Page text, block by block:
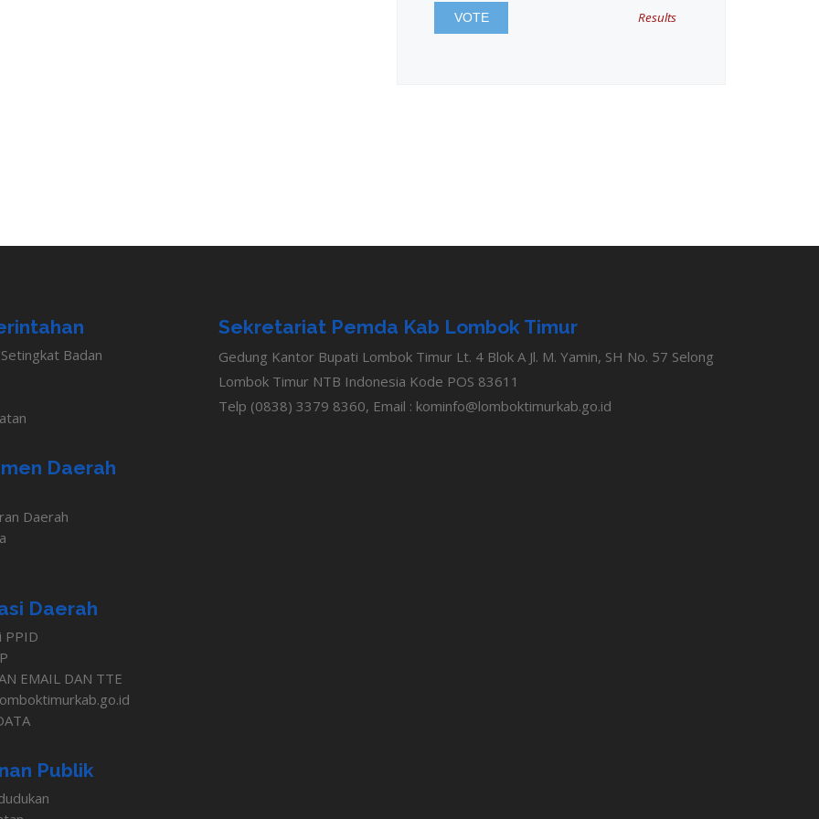
Results
Badan
Daerah
Daerah
Daerah
PPID
EMAIL DAN TTE
Publik
Sekretariat Pemda Kab Lombok Timur
Gedung Kantor Bupati Lombok Timur Lt. 4 Blok A Jl. M. Yamin, SH No. 57 Selong
Lombok Timur NTB Indonesia Kode POS 83611
Telp (0838) 3379 8360, Email : kominfo@lomboktimurkab.go.id